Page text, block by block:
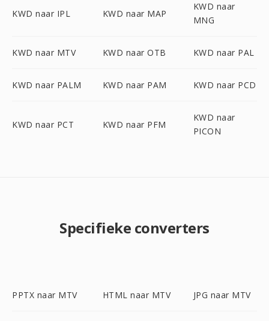
KWD naar IPL KWD naar MAP
KWD naar
MNG
KWD naar MTV KWD naar OTB KWD naar PAL
KWD naar PALM KWD naar PAM KWD naar PCD
KWD naar PCT KWD naar PFM
KWD naar
PICON
Specifieke converters
PPTX naar MTV HTML naar MTV JPG naar MTV